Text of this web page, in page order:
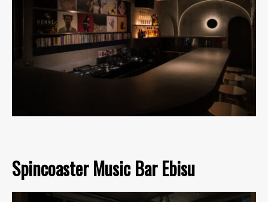
Spincoaster Music Bar Ebisu